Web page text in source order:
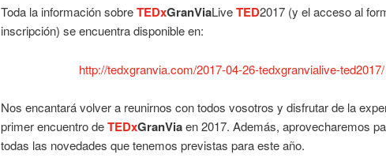
Toda la información sobreTEDxGranViaLiveTED2017 (y el acceso al
inscripción) se encuentra disponible en:
http://tedxgranvia.com/2017-04-26-tedxgranvialive-ted2017/
Nos encantará volver a reunirnos con todos vosotros y disfrutar de la
primer encuentro deTEDxGranViaen 2017. Además, aprovecharemos
todas las novedades que tenemos previstas para este año.